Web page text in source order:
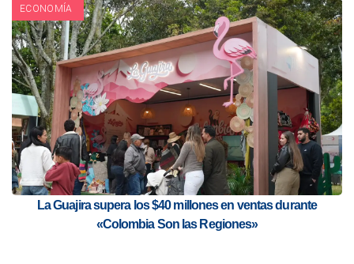
ECONOMÍA
La Guajira supera los $40 millones en ventas durante
«Colombia Son las Regiones»